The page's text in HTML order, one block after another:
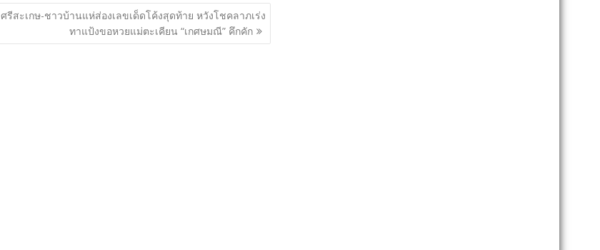
ศรีสะเกษ-ชาวบ้านแห่ส่องเลขเด็ดโค้งสุดท้าย หวังโชคลาภเร่ง
ทาแป้งขอหวยแม่ตะเคียน “เกศษมณี” คึกคัก